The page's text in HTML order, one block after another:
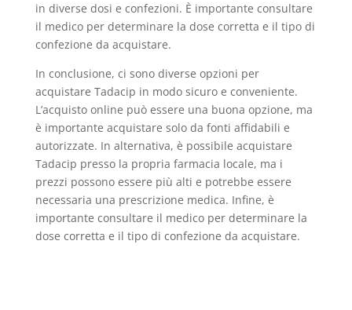
in diverse dosi e confezioni. È importante consultare
il medico per determinare la dose corretta e il tipo di
confezione da acquistare.
In conclusione, ci sono diverse opzioni per
acquistare Tadacip in modo sicuro e conveniente.
L’acquisto online può essere una buona opzione, ma
è importante acquistare solo da fonti affidabili e
autorizzate. In alternativa, è possibile acquistare
Tadacip presso la propria farmacia locale, ma i
prezzi possono essere più alti e potrebbe essere
necessaria una prescrizione medica. Infine, è
importante consultare il medico per determinare la
dose corretta e il tipo di confezione da acquistare.